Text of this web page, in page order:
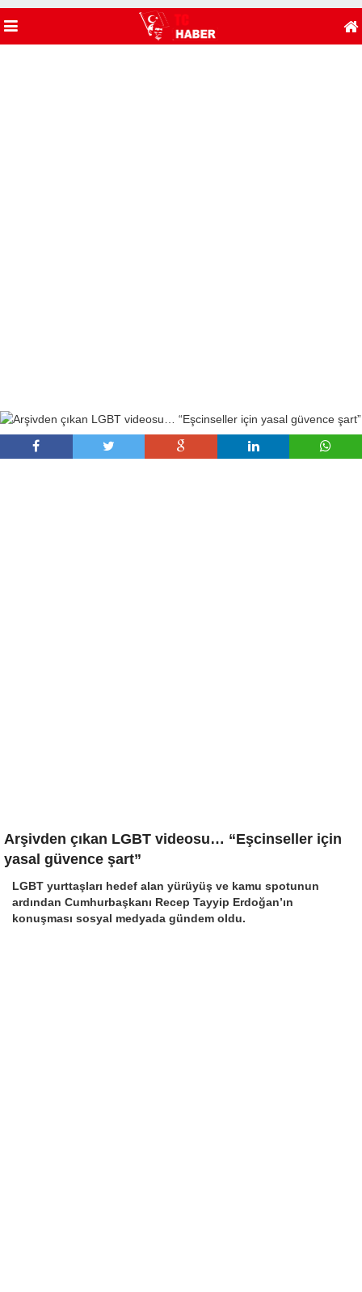
Arşivden çıkan LGBT videosu… “Eşcinseller için
yasal güvence şart”
LGBT yurttaşları hedef alan yürüyüş ve kamu spotunun
ardından Cumhurbaşkanı Recep Tayyip Erdoğan’ın
konuşması sosyal medyada gündem oldu.